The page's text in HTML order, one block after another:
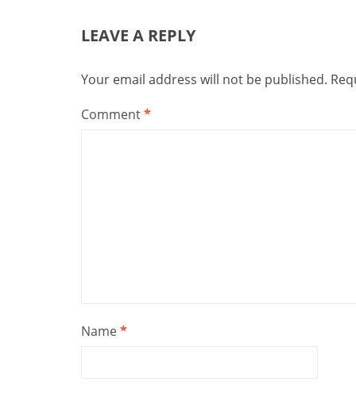
LEAVE A REPLY
Your email address will not be published.
Comment*
Name*